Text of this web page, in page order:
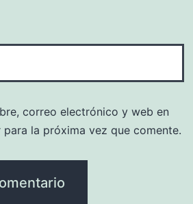
correo electrónico y web en
la próxima vez que comente.